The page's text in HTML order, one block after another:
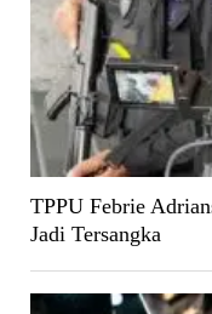
TPPU Febrie
Jadi Tersangka